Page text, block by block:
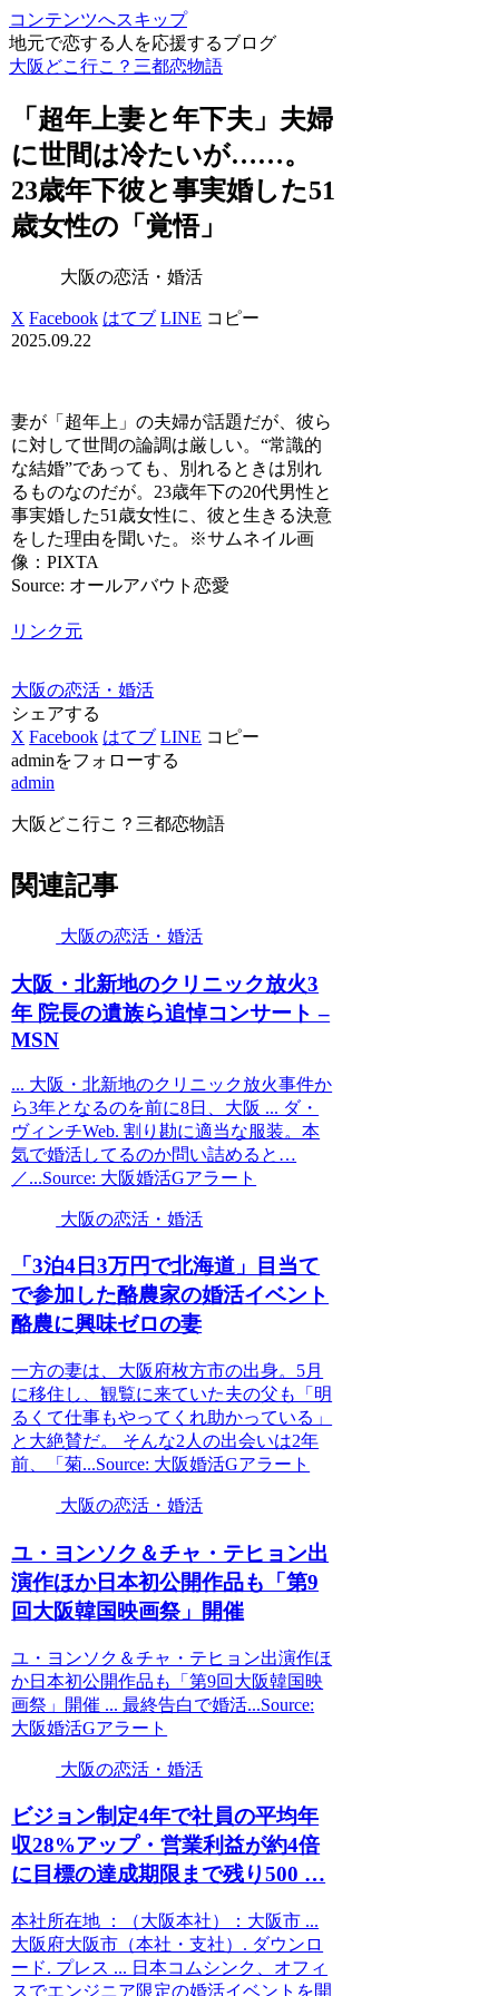
コンテンツへスキップ
地元で恋する人を応援するブログ
大阪どこ行こ？三都恋物語
「超年上妻と年下夫」夫婦
に世間は冷たいが……。
23歳年下彼と事実婚した51
歳女性の「覚悟」
大阪の恋活・婚活
X Facebook はてブ LINE コピー
2025.09.22
妻が「超年上」の夫婦が話題だが、彼ら
に対して世間の論調は厳しい。“常識的
な結婚”であっても、別れるときは別れ
るものなのだが。23歳年下の20代男性と
事実婚した51歳女性に、彼と生きる決意
をした理由を聞いた。※サムネイル画
像：PIXTA
Source: オールアバウト恋愛
リンク元
大阪の恋活・婚活
シェアする
X Facebook はてブ LINE コピー
adminをフォローする
admin
大阪どこ行こ？三都恋物語
関連記事
大阪の恋活・婚活
大阪 ・北新地のクリニック放火3
年 院長の遺族ら追悼コンサート –
MSN
... 大阪・北新地のクリニック放火事件か
ら3年となるのを前に8日、大阪 ... ダ・
ヴィンチWeb. 割り勘に適当な服装。本
気で婚活してるのか問い詰めると…
／...Source: 大阪婚活Gアラート
大阪の恋活・婚活
「3泊4日3万円で北海道」目当て
で参加した酪農家の婚活イベント
酪農に興味ゼロの妻
一方の妻は、大阪府枚方市の出身。5月
に移住し、観覧に来ていた夫の父も「明
るくて仕事もやってくれ助かっている」
と大絶賛だ。 そんな2人の出会いは2年
前、「菊...Source: 大阪婚活Gアラート
大阪の恋活・婚活
ユ・ヨンソク＆チャ・テヒョン出
演作ほか日本初公開作品も「第9
回大阪韓国映画祭」開催
ユ・ヨンソク＆チャ・テヒョン出演作ほ
か日本初公開作品も「第9回大阪韓国映
画祭」開催 ... 最終告白で婚活...Source:
大阪婚活Gアラート
大阪の恋活・婚活
ビジョン制定4年で社員の平均年
収28%アップ・営業利益が約4倍
に目標の達成期限まで残り500 …
本社所在地 ：（大阪本社）：大阪市 ...
大阪府大阪市（本社・支社）. ダウンロ
ード. プレス ... 日本コムシンク、オフィ
スでエンジニア限定の婚活イベントを開